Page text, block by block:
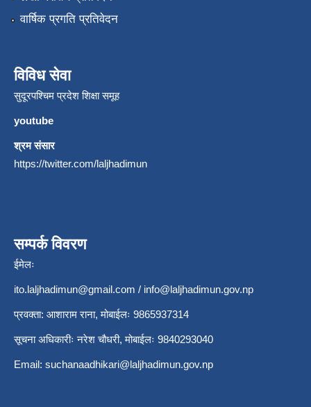
वार्षिक प्रगति प्रतिवेदन
विविध सेवा
सुदूरपश्चिम प्रदेश शिक्षा समूह
youtube
श्रम संसार
https://twitter.com/laljhadimun
सम्पर्क विवरण
ईमेलः
ito.laljhadimun@gmail.com / info@laljhadimun.gov.np
प्रवक्ता: आशाराम राना, मोबाईलः 9865937314
सूचना अधिकारीः नरेश चौधरी, मोबाईलः 9840293040
Email: suchanaadhikari@laljhadimun.gov.np